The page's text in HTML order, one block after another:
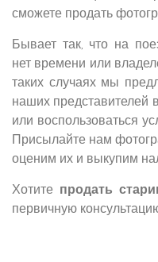
сможете продать
Бывает так, что на
нет времени или
таких случаях мы
наших представителей
или воспользоваться
Присылайте нам
оценим их и выкупим
Хотите продать
первичную